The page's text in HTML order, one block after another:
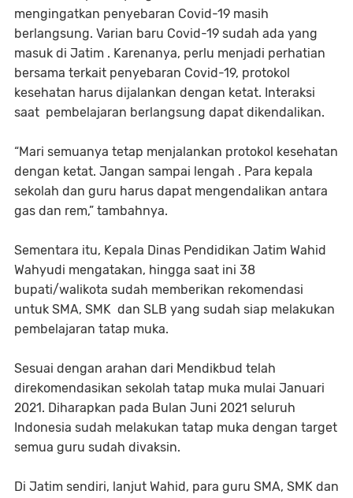
mengingatkan penyebaran Covid-19 masih
berlangsung. Varian baru Covid-19 sudah ada yang
masuk di Jatim . Karenanya, perlu menjadi perhatian
bersama terkait penyebaran Covid-19, protokol
kesehatan harus dijalankan dengan ketat. Interaksi
saat pembelajaran berlangsung dapat dikendalikan.
“Mari semuanya tetap menjalankan protokol kesehatan
dengan ketat. Jangan sampai lengah . Para kepala
sekolah dan guru harus dapat mengendalikan antara
gas dan rem,” tambahnya.
Sementara itu, Kepala Dinas Pendidikan Jatim Wahid
Wahyudi mengatakan, hingga saat ini 38
bupati/walikota sudah memberikan rekomendasi
untuk SMA, SMK dan SLB yang sudah siap melakukan
pembelajaran tatap muka.
Sesuai dengan arahan dari Mendikbud telah
direkomendasikan sekolah tatap muka mulai Januari
2021. Diharapkan pada Bulan Juni 2021 seluruh
Indonesia sudah melakukan tatap muka dengan target
semua guru sudah divaksin.
Di Jatim sendiri, lanjut Wahid, para guru SMA, SMK dan